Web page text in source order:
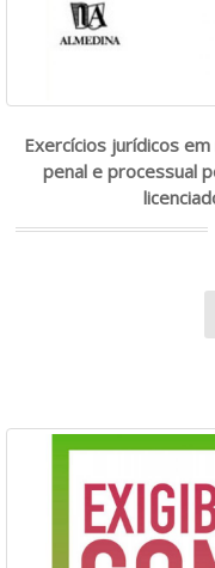
Exercícios jurídicos
penal e processual